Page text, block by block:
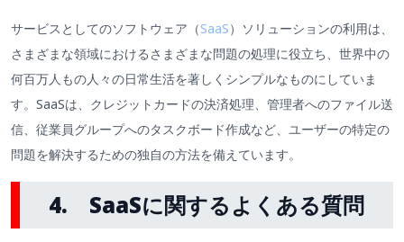
サービスとしてのソフトウェア（SaaS）ソリューションの利用は、
さまざまな領域におけるさまざまな問題の処理に役立ち、世界中の
何百万人もの人々の日常生活を著しくシンプルなものにしていま
す。SaaSは、クレジットカードの決済処理、管理者へのファイル送
信、従業員グループへのタスクボード作成など、ユーザーの特定の
問題を解決するための独自の方法を備えています。
4. SaaSに関するよくある質問